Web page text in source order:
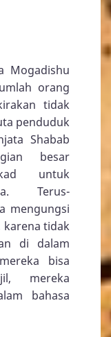
Mogadishu
orang
tidak
penduduk
Shabab
besar
untuk
Terus-
mengungsi
karena tidak
di dalam
bisa
mereka
bahasa